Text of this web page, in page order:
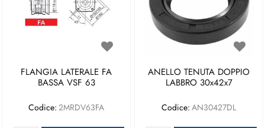
FLANGIA LATERALE FA
BASSA VSF 63
Codice: 2MRDV63FA
ANELLO TENUTA DOPPIO
LABBRO 30x42x7
Codice: AN30427DL